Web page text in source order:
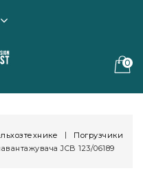
0
Погрузчики
JCB 123/06189